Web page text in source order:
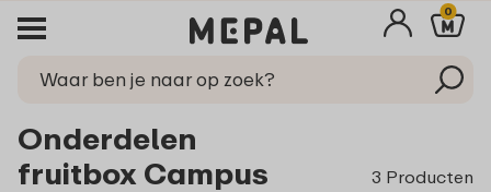
0
Onderdelen
fruitbox Campus
3 Producten